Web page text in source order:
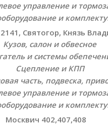
управление и
и
Святогор, Князь
Кузов, салон и обвесное
и системы
Сцепление и КПП
часть, подвеска,
управление и
и
Москвич 402,407,408